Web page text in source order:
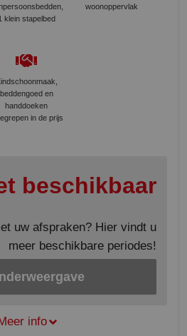
klein stapelbed
woonoppervlak
beddengoed en
handdoeken
in de prijs
beschikbaar
uw afspraken? Hier vindt u
meer beschikbare periodes!
info